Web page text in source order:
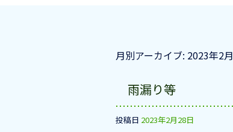
月別アーカイブ: 2023年2月
雨漏り等
投稿日 2023年2月28日